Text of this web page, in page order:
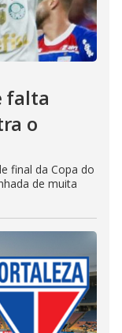
falta
o
final da Copa do
de muita